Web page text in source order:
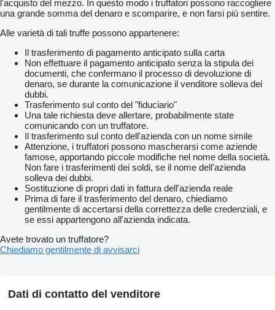
l'acquisto del mezzo. In questo modo i truffatori possono raccogliere
una grande somma del denaro e scomparire, e non farsi più sentire.
Alle varietà di tali truffe possono appartenere:
Il trasferimento di pagamento anticipato sulla carta
Non effettuare il pagamento anticipato senza la stipula dei
documenti, che confermano il processo di devoluzione di
denaro, se durante la comunicazione il venditore solleva dei
dubbi.
Trasferimento sul conto del "fiduciario"
Una tale richiesta deve allertare, probabilmente state
comunicando con un truffatore.
Il trasferimento sul conto dell'azienda con un nome simile
Attenzione, i truffatori possono mascherarsi come aziende
famose, apportando piccole modifiche nel nome della società.
Non fare i trasferimenti dei soldi, se il nome dell'azienda
solleva dei dubbi.
Sostituzione di propri dati in fattura dell'azienda reale
Prima di fare il trasferimento del denaro, chiediamo
gentilmente di accertarsi della correttezza delle credenziali, e
se essi appartengono all'azienda indicata.
Avete trovato un truffatore?
Chiediamo gentilmente di avvisarci
Dati di contatto del venditore